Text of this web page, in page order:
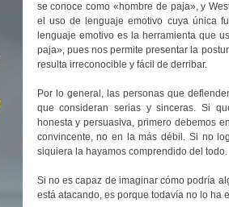
se conoce como «hombre de paja», y
el uso de lenguaje emotivo cuya única
lenguaje emotivo es la herramienta que
paja», pues nos permite presentar la
resulta irreconocible y fácil de derribar.
Por lo general, las personas que
que consideran serias y sinceras. Si
honesta y persuasiva, primero debemos
convincente, no en la más débil. Si no
siquiera la hayamos comprendido del todo.
Si no es capaz de imaginar cómo podría
está atacando, es porque todavía no lo ha